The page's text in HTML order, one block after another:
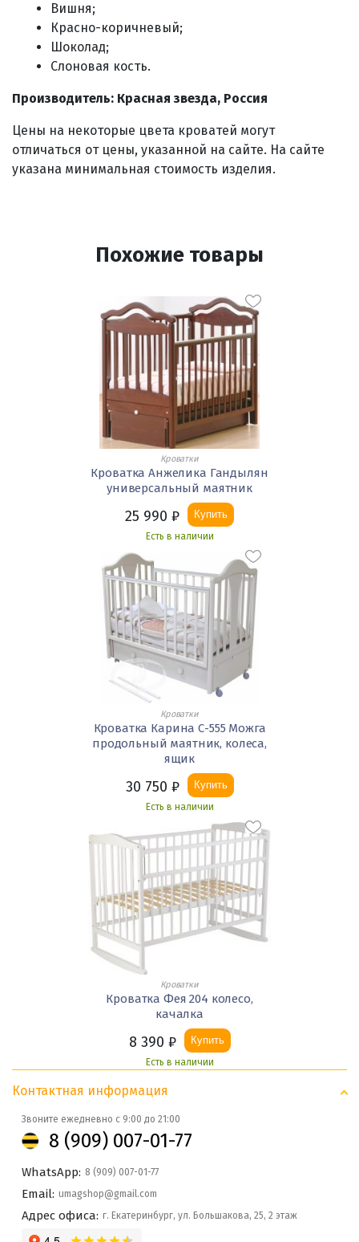
Вишня;
Красно-коричневый;
Шоколад;
Слоновая кость.
Производитель: Красная звезда, Россия
Цены на некоторые цвета кроватей могут
отличаться от цены, указанной на сайте. На сайте
указана минимальная стоимость изделия.
Похожие товары
Кроватки
Кроватка Анжелика Гандылян
универсальный маятник
25 990 ₽ Купить
Есть в наличии
Кроватки
Кроватка Карина С-555 Можга
продольный маятник, колеса,
ящик
30 750 ₽ Купить
Есть в наличии
Кроватки
Кроватка Фея 204 колесо,
качалка
8 390 ₽ Купить
Есть в наличии
Контактная информация
Звоните ежедневно с 9:00 до 21:00
8 (909) 007-01-77
WhatsApp: 8 (909) 007-01-77
Email: umagshop@gmail.com
Адрес офиса: г. Екатеринбург, ул. Большакова, 25, 2 этаж